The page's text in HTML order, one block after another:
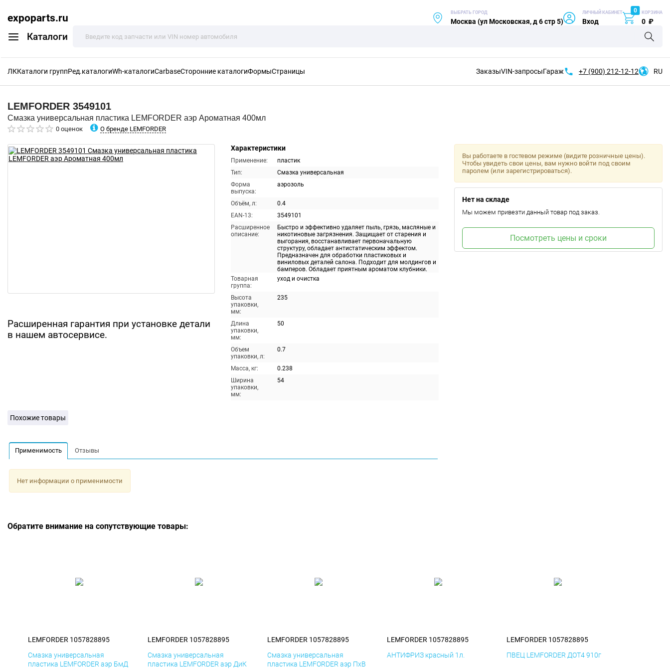
expoparts.ru
Каталоги
ВЫБРАТЬ ГОРОД
Москва (ул Московская, д 6 стр 5)
ЛИЧНЫЙ КАБИНЕТ
Вход
0 КОРЗИНА
0 ₽
ЛККаталоги группРед.каталогиWh-каталогиCarbaseСторонние каталогиФормыСтраницы ЗаказыVIN-запросыГараж +7 (900) 212-12-12 RU
LEMFORDER 3549101
Смазка универсальная пластика LEMFORDER аэр Ароматная 400мл
0 оценок О бренде LEMFORDER
Расширенная гарантия при установке детали
в нашем автосервисе.
Характеристики
Применение:
пластик
Тип:
Смазка универсальная
Форма
выпуска:
аэрозоль
Объём, л:
0.4
EAN-13:
3549101
Расширенное
описание:
Быстро и эффективно удаляет пыль, грязь, масляные и
никотиновые загрязнения. Защищает от старения и
выгорания, восстанавливает первоначальную
структуру, обладает антистатическим эффектом.
Предназначен для обработки пластиковых и
виниловых деталей салона. Подходит для молдингов и
бамперов. Обладает приятным ароматом клубники.
Товарная
группа:
уход и очистка
Высота
упаковки,
мм:
235
Длина
упаковки,
мм:
50
Объем
упаковки, л:
0.7
Масса, кг:
0.238
Ширина
упаковки,
мм:
54
Вы работаете в гостевом режиме (видите розничные цены).
Чтобы увидеть свои цены, вам нужно войти под своим
паролем (или зарегистрироваться).
Нет на складе
Мы можем привезти данный товар под заказ.
Посмотреть цены и сроки
Похожие товары
Применимость Отзывы
Нет информации о применимости
Обратите внимание на сопутствующие товары:
LEMFORDER 1057828895
Смазка универсальная
пластика LEMFORDER аэр БмД
LEMFORDER 1057828895
Смазка универсальная
пластика LEMFORDER аэр ДиК
LEMFORDER 1057828895
Смазка универсальная
пластика LEMFORDER аэр ПхВ
LEMFORDER 1057828895
АНТИФРИЗ красный 1л.
LEMFORDER 1057828895
ПВЕЦ LEMFORDER ДОТ4 910г